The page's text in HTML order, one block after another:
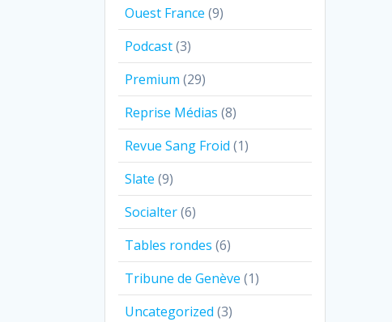
Ouest France (9)
Podcast(3)
Premium (29)
Reprise Médias (8)
Revue Sang Froid (1)
Slate (9)
Socialter(6)
Tables rondes (6)
Tribune de Genève (1)
Uncategorized (3)